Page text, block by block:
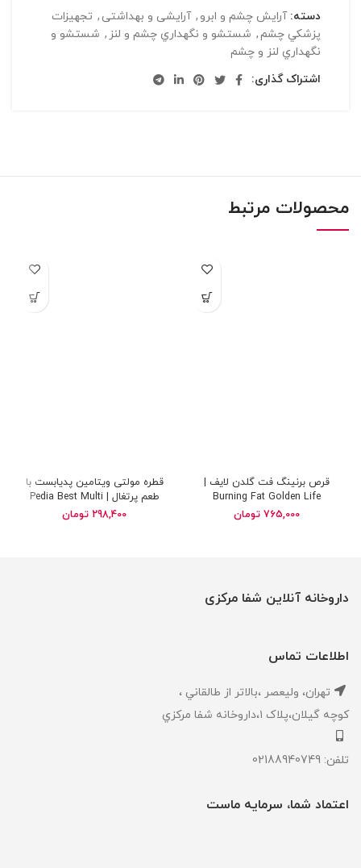
دسته: آرایش چشم و ابرو , آرایشی و بهداشتی , تجهيزات
پزشکي چشم, شستشو و نگهداري چشم و لنز , شستشو و
نگهداري لنز و چشم
اشتراک گذاری:
محصولات مرتبط
قرص برنینگ فت گلدن لایف |
Burning Fat Golden Life
765,000 تومان
قطره مولتی ویتامین پدیابست با
طعم پرتغال | Pedia Best Multi
Vitamin Drops
298,400 تومان
داروخانه آنلاین شفا مرکزی
اطلاعات تماس
تهران، ‎وليعصر ،بالاتر از طالقاني ،
كوچه گيلان،پلاک ۱،داروخانه شفا مركزي
تلفن: 02188940749
اعتماد شما، سرمایه ماست